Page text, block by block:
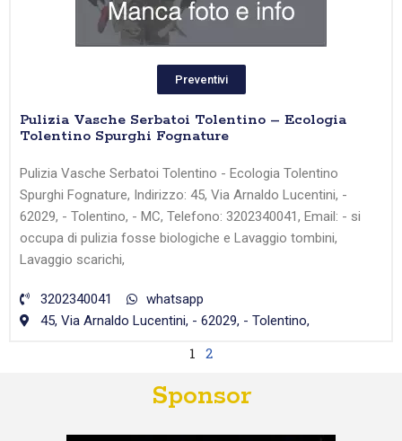
Preventivi
Pulizia Vasche Serbatoi Tolentino – Ecologia
Tolentino Spurghi Fognature
Pulizia Vasche Serbatoi Tolentino - Ecologia Tolentino
Spurghi Fognature, Indirizzo: 45, Via Arnaldo Lucentini, -
62029, - Tolentino, - MC, Telefono: 3202340041, Email: - si
occupa di pulizia fosse biologiche e Lavaggio tombini,
Lavaggio scarichi,
3202340041
whatsapp
45, Via Arnaldo Lucentini, - 62029, - Tolentino,
1 2
Sponsor